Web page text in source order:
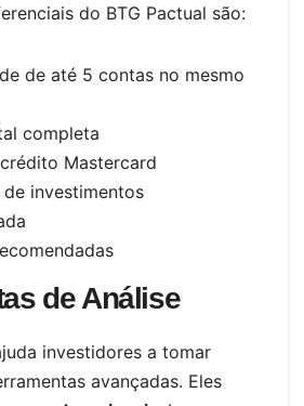
do BTG Pactual são:
de até 5 contas no mesmo
completa
Mastercard
de investimentos
de Análise
investidores a tomar
avançadas. Eles